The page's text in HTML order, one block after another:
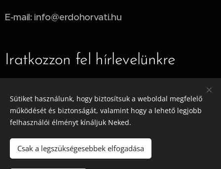
E-mail: info@erdohorvati.hu
Iratkozzon fel hírlevelünkre
E-mail
Küldés
Sütiket használunk, hogy biztosítsuk a weboldal megfelelő
működését és biztonságát, valamint hogy a lehető legjobb
felhasználói élményt kínáljuk Neked.
Csak a legszükségesebbek elfogadása